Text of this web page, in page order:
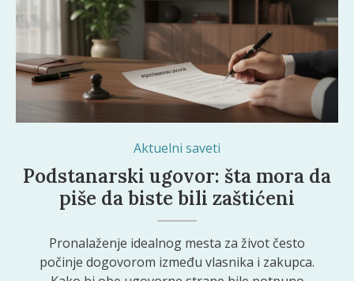
Aktuelni saveti
Podstanarski ugovor: šta mora da
piše da biste bili zaštićeni
Pronalaženje idealnog mesta za život često
počinje dogovorom između vlasnika i zakupca.